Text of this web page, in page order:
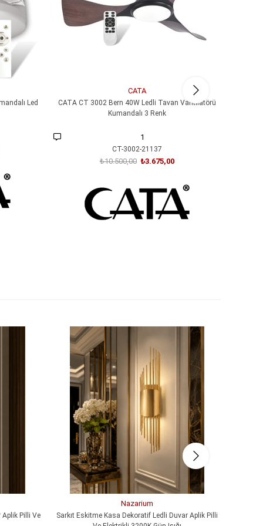
Led
CATA
CATA CT 3002 Bern 40W Ledli Tavan Vantilatörü
Kumandalı 3 Renk
1
CT-3002-21137
₺3.675,00
₺10.500,00
Pilli Ve
Nazarium
Sarkıt Eskitme Kasa Dekoratif Ledli Duvar Aplik Pilli